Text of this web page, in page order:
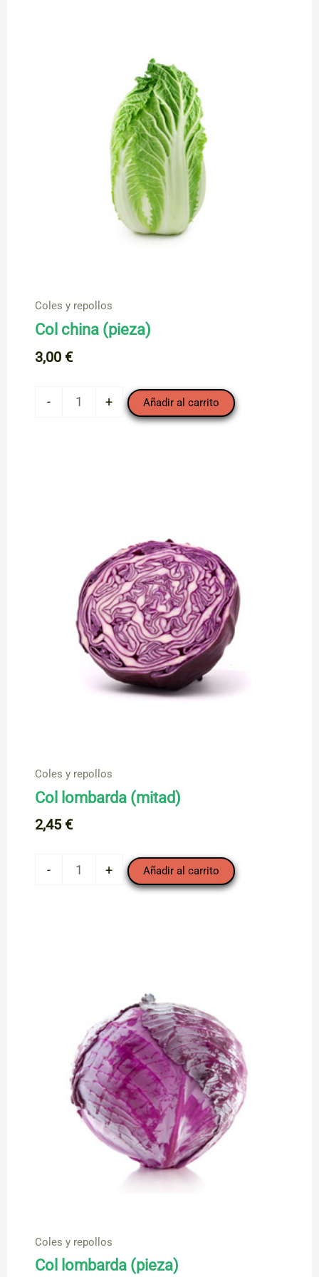
Coles y repollos
Col china (pieza)
3,00 €
- + Añadir al carrito
Coles y repollos
Col lombarda (mitad)
2,45 €
- + Añadir al carrito
Coles y repollos
Col lombarda (pieza)